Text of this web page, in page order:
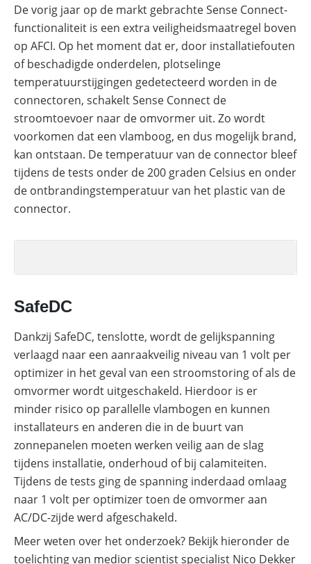
TEC
Energy
commerciële
opslag:
slimme
oplossingen
grootschalige
toepassingen
Commerciële
batterijopslag:
zelfconsumptie
verhogen
pieken
verlagen
De vorig jaar op de markt gebrachte Sense Connect-
functionaliteit is een extra veiligheidsmaatregel boven
op AFCI. Op het moment dat er, door installatiefouten
of beschadigde onderdelen, plotselinge
temperatuurstijgingen gedetecteerd worden in de
connectoren, schakelt Sense Connect de
stroomtoevoer naar de omvormer uit. Zo wordt
voorkomen dat een vlamboog, en dus mogelijk brand,
kan ontstaan. De temperatuur van de connector bleef
tijdens de tests onder de 200 graden Celsius en onder
de ontbrandingstemperatuur van het plastic van de
connector.
SafeDC
Dankzij SafeDC, tenslotte, wordt de gelijkspanning
verlaagd naar een aanraakveilig niveau van 1 volt per
optimizer in het geval van een stroomstoring of als de
omvormer wordt uitgeschakeld. Hierdoor is er
minder risico op parallelle vlambogen en kunnen
installateurs en anderen die in de buurt van
zonnepanelen moeten werken veilig aan de slag
tijdens installatie, onderhoud of bij calamiteiten.
Tijdens de tests ging de spanning inderdaad omlaag
naar 1 volt per optimizer toen de omvormer aan
AC/DC-zijde werd afgeschakeld.
Meer weten over het onderzoek? Bekijk hieronder de
toelichting van medior scientist specialist Nico Dekker